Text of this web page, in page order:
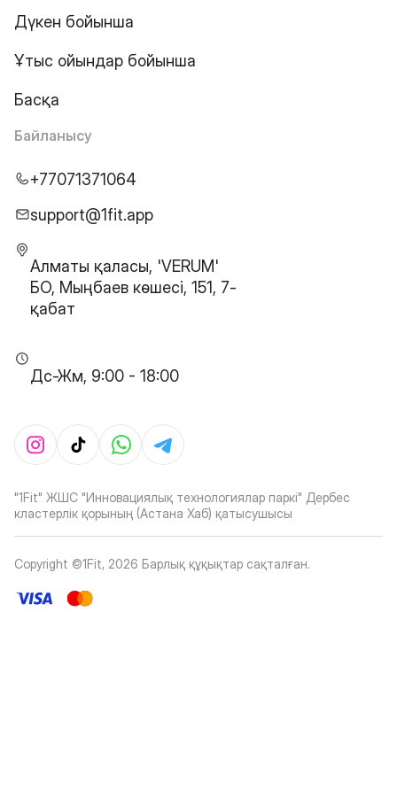
Дүкен бойынша
Ұтыс ойындар бойынша
Басқа
Байланысу
+77071371064
support@1fit.app
Алматы қаласы, 'VERUM'
БО, Мыңбаев көшесі, 151, 7-
қабат
Дс-Жм, 9:00 - 18:00
"1Fit" ЖШС "Инновациялық технологиялар паркі" Дербес
кластерлік қорының (Астана Хаб) қатысушысы
Copyright ©1Fit, 2026 Барлық құқықтар сақталған.